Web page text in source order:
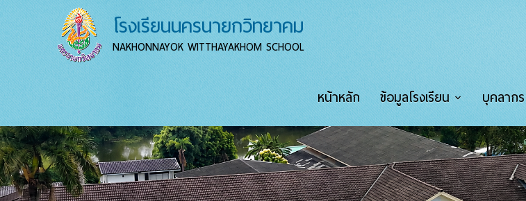
โรงเรียนนครนายกวิทยาคม
NAKHONNAYOK WITTHAYAKHOM SCHOOL
หน้าหลัก ข้อมูลโรงเรียน บุคลากร